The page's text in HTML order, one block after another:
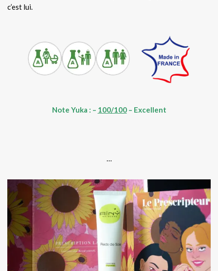
c’est lui.
Note Yuka : – 100/100– Excellent
…